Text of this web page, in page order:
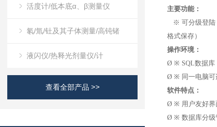
活度计/低本底α、β测量仪
氡/氚/钍及其子体测量/高钝锗
液闪仪/热释光剂量仪/计
查看全部产品 >>
主要功能：
※ 可分级登
格式保存）
操作环境：
Ø ※ SQL数据
Ø ※ 同一电脑
软件特点：
Ø ※ 用户友好
Ø ※ 数据库分